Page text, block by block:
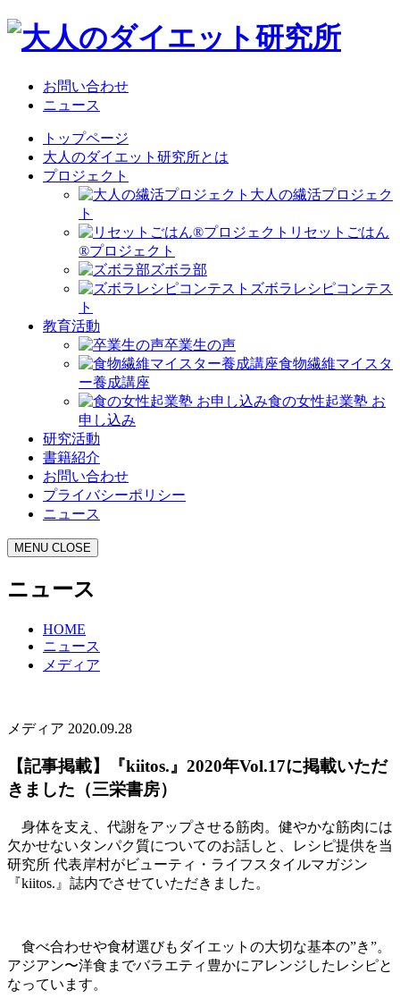
お問い合わせ
ニュース
トップページ
大人のダイエット研究所とは
プロジェクト
大人の繊活プロジェク
ト
リセットごはん
®プロジェクト
ズボラ部
ズボラレシピコンテス
ト
教育活動
卒業生の声
食物繊維マイスタ
ー養成講座
食の女性起業塾 お
申し込み
研究活動
書籍紹介
お問い合わせ
プライバシーポリシー
ニュース
MENU CLOSE
ニュース
HOME
ニュース
メディア
メディア 2020.09.28
【記事掲載】『kiitos.』2020年Vol.17に掲載いただ
きました（三栄書房）
身体を支え、代謝をアップさせる筋肉。健やかな筋肉には
欠かせないタンパク質についてのお話しと、レシピ提供を当
研究所 代表岸村がビューティ・ライフスタイルマガジン
『kiitos.』誌内でさせていただきました。
食べ合わせや食材選びもダイエットの大切な基本の”き”。
アジアン〜洋食までバラエティ豊かにアレンジしたレシピと
なっています。